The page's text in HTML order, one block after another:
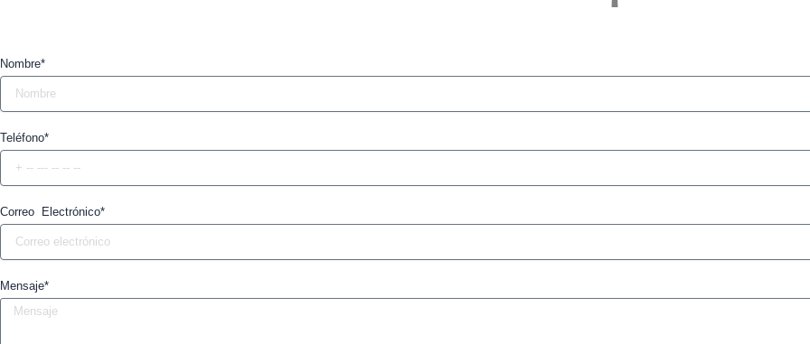
Nombre*
Teléfono*
Correo Electrónico*
Mensaje*